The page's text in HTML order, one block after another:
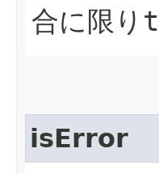
合に限り
isError